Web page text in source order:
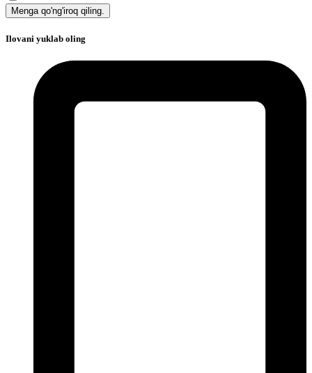
Menga qo'ng'iroq qiling.
Ilovani yuklab oling